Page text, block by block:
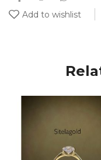
Add to wishlist